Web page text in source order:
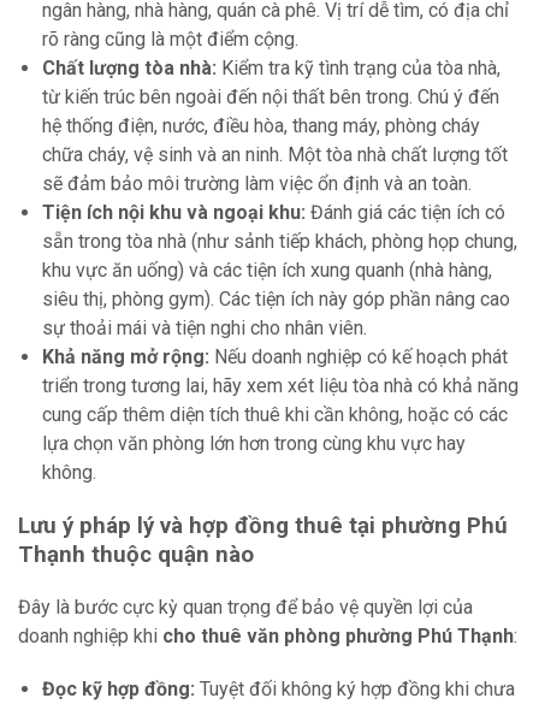
ngân hàng, nhà hàng, quán cà phê. Vị trí dễ tìm, có địa chỉ
rõ ràng cũng là một điểm cộng.
Chất lượng tòa nhà: Kiểm tra kỹ tình trạng của tòa nhà,
từ kiến trúc bên ngoài đến nội thất bên trong. Chú ý đến
hệ thống điện, nước, điều hòa, thang máy, phòng cháy
chữa cháy, vệ sinh và an ninh. Một tòa nhà chất lượng tốt
sẽ đảm bảo môi trường làm việc ổn định và an toàn.
Tiện ích nội khu và ngoại khu: Đánh giá các tiện ích có
sẵn trong tòa nhà (như sảnh tiếp khách, phòng họp chung,
khu vực ăn uống) và các tiện ích xung quanh (nhà hàng,
siêu thị, phòng gym). Các tiện ích này góp phần nâng cao
sự thoải mái và tiện nghi cho nhân viên.
Khả năng mở rộng: Nếu doanh nghiệp có kế hoạch phát
triển trong tương lai, hãy xem xét liệu tòa nhà có khả năng
cung cấp thêm diện tích thuê khi cần không, hoặc có các
lựa chọn văn phòng lớn hơn trong cùng khu vực hay
không.
Lưu ý pháp lý và hợp đồng thuê tại phường Phú
Thạnh thuộc quận nào
Đây là bước cực kỳ quan trọng để bảo vệ quyền lợi của
doanh nghiệp khi cho thuê văn phòng phường Phú Thạnh:
Đọc kỹ hợp đồng: Tuyệt đối không ký hợp đồng khi chưa